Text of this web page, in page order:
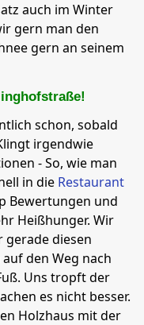
auch im Winter
gern man den
gern an seinem
schon, sobald
irgendwie
- So, wie man
in die Restaurant
Bewertungen und
Heißhunger. Wir
gerade diesen
den Weg nach
Uns tropft der
es nicht besser.
Holzhaus mit der